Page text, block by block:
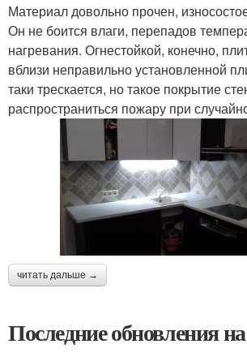
Материал довольно прочен,
Он не боится влаги, перепадов
нагревания. Огнестойкой, конечно,
вблизи неправильно установленной
таки трескается, но такое покрытие
распространиться пожару при
читать дальше →
Последние обновления